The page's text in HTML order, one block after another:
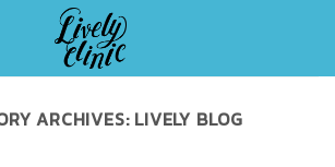
ARCHIVES: LIVELY BLOG